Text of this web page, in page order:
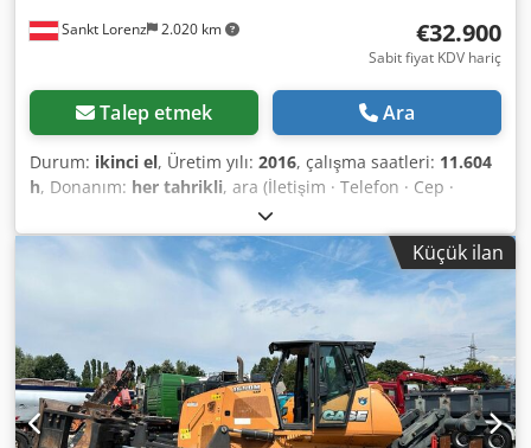
Sankt Lorenz 2.020 km €32.900
Sabit fiyat KDV hariç
Talep etmek Ara
Durum: ikinci el, Üretim yılı: 2016, çalışma saatleri: 11.604
h, Donanım: her tahrikli, ara (İletişim · Telefon · Cep ·
WhatsApp) * Case 921F yükleyici 4x4 dört çeker * Isıtma /
Klima * Model yılı: 2016 * Şasi No: FNH921F1NGHE12139 *
Kw: 190 Cjdpfskq Amfsx Abroha * Boş ağırlık: 19.680 kg *
Toplam ağırlık: 21.600 kg * Saat: 11.604 * 3 adet mevcut *
Fiyat bilgi üzerine * Tüm bilgiler taahhütsüzdür
Küçük ilan